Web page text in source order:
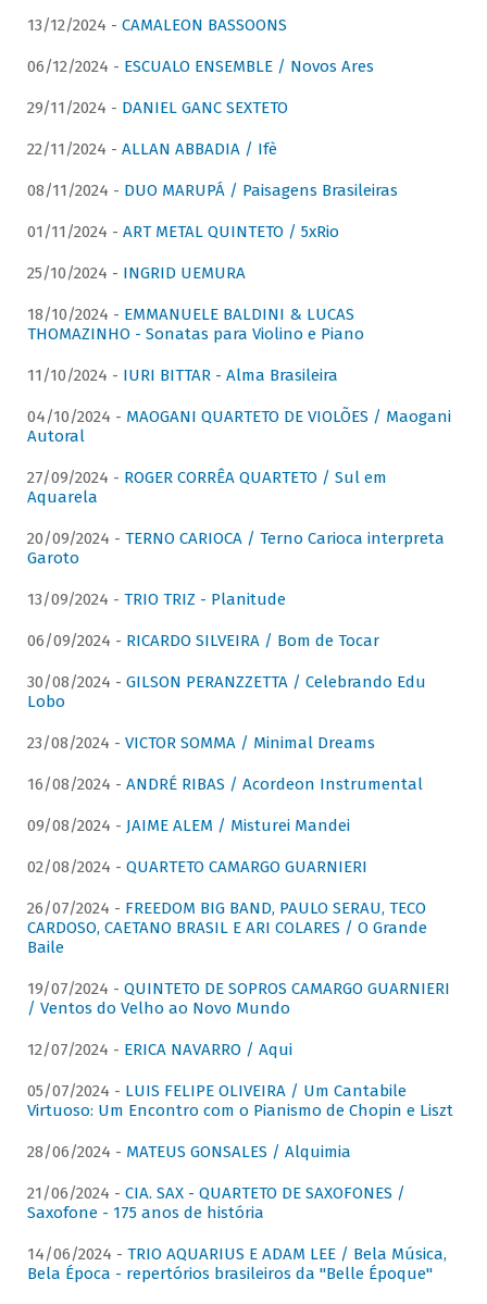
13/12/2024 - CAMALEON BASSOONS
06/12/2024 - ESCUALO ENSEMBLE / Novos Ares
29/11/2024 - DANIEL GANC SEXTETO
22/11/2024 - ALLAN ABBADIA / Ifè
08/11/2024 - DUO MARUPÁ / Paisagens Brasileiras
01/11/2024 - ART METAL QUINTETO / 5xRio
25/10/2024 - INGRID UEMURA
18/10/2024 - EMMANUELE BALDINI & LUCAS
THOMAZINHO - Sonatas para Violino e Piano
11/10/2024 - IURI BITTAR - Alma Brasileira
04/10/2024 - MAOGANI QUARTETO DE VIOLÕES / Maogani
Autoral
27/09/2024 - ROGER CORRÊA QUARTETO / Sul em
Aquarela
20/09/2024 - TERNO CARIOCA / Terno Carioca interpreta
Garoto
13/09/2024 - TRIO TRIZ - Planitude
06/09/2024 - RICARDO SILVEIRA / Bom de Tocar
30/08/2024 - GILSON PERANZZETTA / Celebrando Edu
Lobo
23/08/2024 - VICTOR SOMMA / Minimal Dreams
16/08/2024 - ANDRÉ RIBAS / Acordeon Instrumental
09/08/2024 - JAIME ALEM / Misturei Mandei
02/08/2024 - QUARTETO CAMARGO GUARNIERI
26/07/2024 - FREEDOM BIG BAND, PAULO SERAU, TECO
CARDOSO, CAETANO BRASIL E ARI COLARES / O Grande
Baile
19/07/2024 - QUINTETO DE SOPROS CAMARGO GUARNIERI
/ Ventos do Velho ao Novo Mundo
12/07/2024 - ERICA NAVARRO / Aqui
05/07/2024 - LUIS FELIPE OLIVEIRA / Um Cantabile
Virtuoso: Um Encontro com o Pianismo de Chopin e Liszt
28/06/2024 - MATEUS GONSALES / Alquimia
21/06/2024 - CIA. SAX - QUARTETO DE SAXOFONES /
Saxofone - 175 anos de história
14/06/2024 - TRIO AQUARIUS E ADAM LEE / Bela Música,
Bela Época - repertórios brasileiros da "Belle Époque"